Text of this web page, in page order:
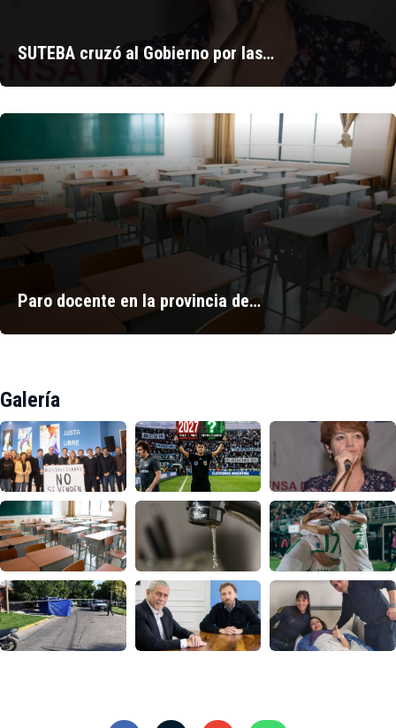
SUTEBA cruzó al Gobierno por las…
Paro docente en la provincia de…
Galería